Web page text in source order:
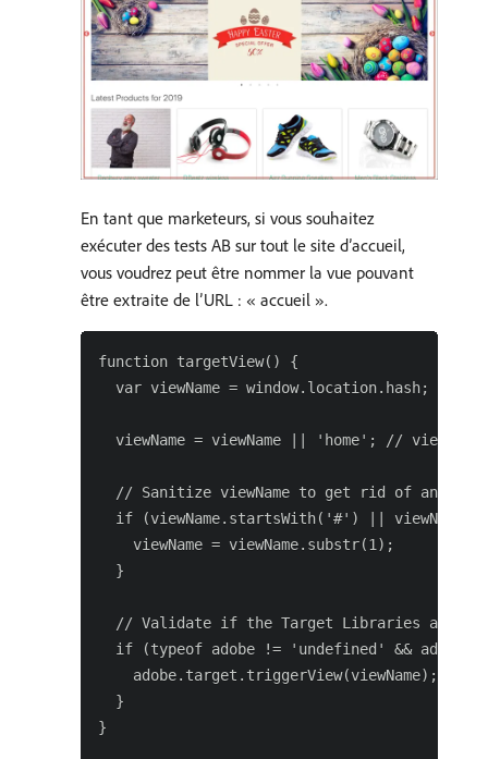
En tant que marketeurs, si vous souhaitez
exécuter des tests AB sur tout le site d’accueil,
vous voudrez peut être nommer la vue pouvant
être extraite de l’URL : « accueil ».
function targetView() {
var viewName = window.location.hash; //
viewName = viewName || 'home'; // view
// Sanitize viewName to get rid of any
if (viewName.startsWith('#') ||
    viewName = viewName.substr(1);
  }
// Validate if the Target Libraries are
if (typeof adobe != 'undefined' &&
    adobe.target.triggerView(viewName);
  }
}